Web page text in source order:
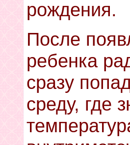
рождения.
После
ребенка
сразу
среду, где